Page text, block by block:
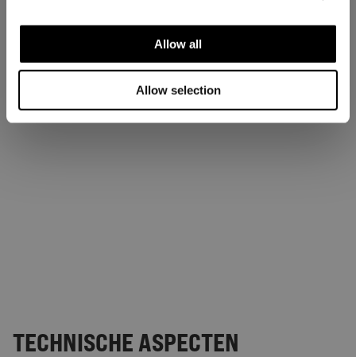
Allow all
Allow selection
TECHNISCHE ASPECTEN